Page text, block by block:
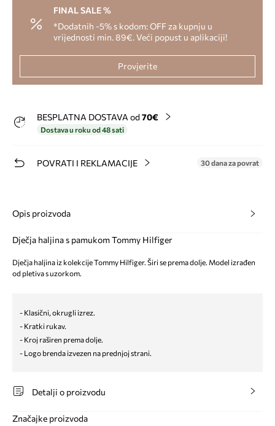
FINAL SALE %
*Dodatnih -5% s kodom: OFF za kupnju u
vrijednosti min. 89€. Veći popust u aplikaciji!
Provjerite
BESPLATNA DOSTAVA od 70€
Dostava u roku od 48 sati
POVRATI I REKLAMACIJE 30 dana za povrat
Opis proizvoda
Dječja haljina s pamukom Tommy Hilfiger
Dječja haljina iz kolekcije Tommy Hilfiger. Širi se prema dolje. Model izrađen
od pletiva s uzorkom.
- Klasični, okrugli izrez.
- Kratki rukav.
- Kroj raširen prema dolje.
- Logo brenda izvezen na prednjoj strani.
Detalji o proizvodu
Značajke proizvoda